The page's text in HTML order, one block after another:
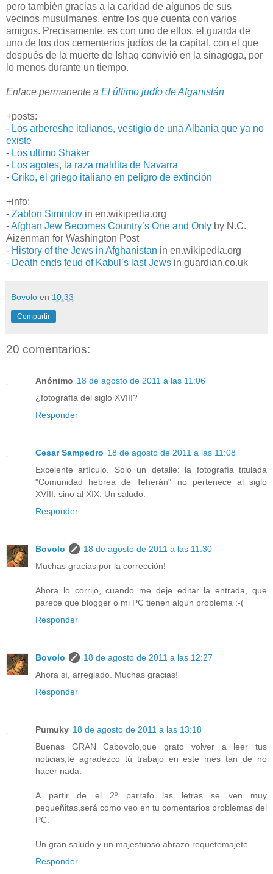
pero también gracias a la caridad de algunos de sus
vecinos musulmanes, entre los que cuenta con varios
amigos. Precisamente, es con uno de ellos, el guarda de
uno de los dos cementerios judíos de la capital, con el que
después de la muerte de Ishaq convivió en la sinagoga, por
lo menos durante un tiempo.
Enlace permanente a El último judío de Afganistán
+posts:
- Los arbereshe italianos, vestigio de una Albania que ya no
existe
- Los ultimo Shaker
- Los agotes, la raza maldita de Navarra
- Griko, el griego italiano en peligro de extinción
+info:
- Zablon Simintov in en.wikipedia.org
-Afghan Jew Becomes Country’s One and Only by N.C.
Aizenman for Washington Post
- History of the Jews in Afghanistan in en.wikipedia.org
- Death ends feud of Kabul’s last Jews in guardian.co.uk
Bovolo en 10:33
Compartir
20 comentarios:
Anónimo 18 de agosto de 2011 a las 11:06
¿fotografía del siglo XVIII?
Responder
Cesar Sampedro 18 de agosto de 2011 a las 11:08
Excelente artículo. Solo un detalle: la fotografía titulada
"Comunidad hebrea de Teherán" no pertenece al siglo
XVIII, sino al XIX. Un saludo.
Responder
Bovolo
18 de agosto de 2011 a las 11:30
Muchas gracias por la corrección!
Ahora lo corrijo, cuando me deje editar la entrada, que
parece que blogger o mi PC tienen algún problema :-(
Responder
Bovolo
18 de agosto de 2011 a las 12:27
Ahora sí, arreglado. Muchas gracias!
Responder
Pumuky 18 de agosto de 2011 a las 13:18
Buenas GRAN Cabovolo,que grato volver a leer tus
noticias,te agradezco tú trabajo en este mes tan de no
hacer nada.
A partir de el 2º parrafo las letras se ven muy
pequeñitas,será como veo en tu comentarios problemas del
PC.
Un gran saludo y un majestuoso abrazo requetemajete.
Responder